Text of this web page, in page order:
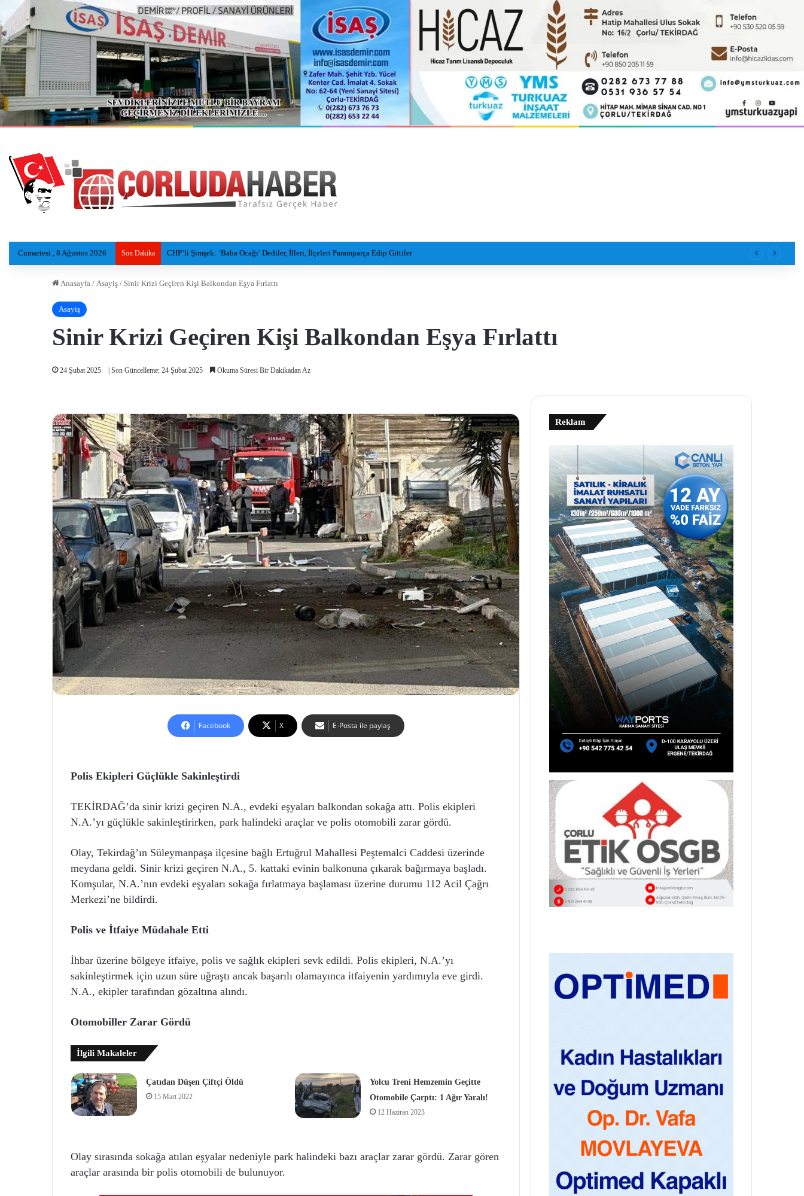
Cumartesi , 8 Ağustos 2026 Son Dakika CHP’li Şimşek: ‘Baba Ocağı’ Dediler, İlleri, İlçeleri Paramparça Edip Gittiler
Anasayfa / Asayiş / Sinir Krizi Geçiren Kişi Balkondan Eşya Fırlattı
Asayiş
Sinir Krizi Geçiren Kişi Balkondan Eşya Fırlattı
24 Şubat 2025 | Son Güncelleme: 24 Şubat 2025 Okuma Süresi Bir Dakikadan Az
Facebook X E-Posta ile paylaş
Polis Ekipleri Güçlükle Sakinleştirdi
TEKİRDAĞ’da sinir krizi geçiren N.A., evdeki eşyaları balkondan sokağa attı. Polis ekipleri
N.A.’yı güçlükle sakinleştirirken, park halindeki araçlar ve polis otomobili zarar gördü.
Olay, Tekirdağ’ın Süleymanpaşa ilçesine bağlı Ertuğrul Mahallesi Peştemalci Caddesi üzerinde
meydana geldi. Sinir krizi geçiren N.A., 5. kattaki evinin balkonuna çıkarak bağırmaya başladı.
Komşular, N.A.’nın evdeki eşyaları sokağa fırlatmaya başlaması üzerine durumu 112 Acil Çağrı
Merkezi’ne bildirdi.
Polis ve İtfaiye Müdahale Etti
İhbar üzerine bölgeye itfaiye, polis ve sağlık ekipleri sevk edildi. Polis ekipleri, N.A.’yı
sakinleştirmek için uzun süre uğraştı ancak başarılı olamayınca itfaiyenin yardımıyla eve girdi.
N.A., ekipler tarafından gözaltına alındı.
Otomobiller Zarar Gördü
İlgili Makaleler
Çatıdan Düşen Çiftçi Öldü
15 Mart 2022
Yolcu Treni Hemzemin Geçitte
Otomobile Çarptı: 1 Ağır Yaralı!
12 Haziran 2023
Olay sırasında sokağa atılan eşyalar nedeniyle park halindeki bazı araçlar zarar gördü. Zarar gören
araçlar arasında bir polis otomobili de bulunuyor.
Reklam